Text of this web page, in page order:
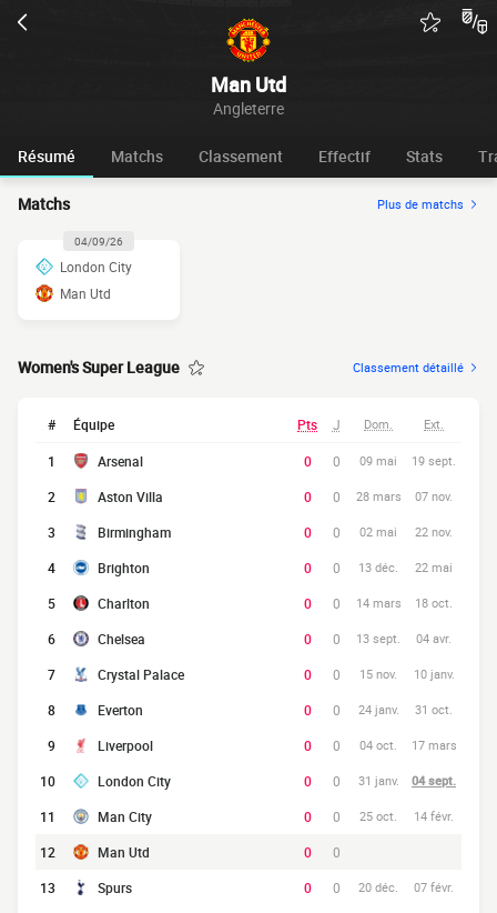
Man Utd
Angleterre
Résumé Matchs Classement Effectif Stats
Matchs Plus de matchs
04/09/26
London City
Man Utd
Women's Super League Classement détaillé
# Équipe Pts J Dom. Ext.
1 Arsenal 0 0 09 mai 19 sept.
2 Aston Villa 0 0 28 mars 07 nov.
3 Birmingham 0 0 02 mai 22 nov.
4 Brighton 0 0 13 déc. 22 mai
5 Charlton 0 0 14 mars 18 oct.
6 Chelsea 0 0 13 sept. 04 avr.
7 Crystal Palace 0 0 15 nov. 10 janv.
8 Everton 0 0 24 janv. 31 oct.
9 Liverpool 0 0 04 oct. 17 mars
10 London City 0 0 31 janv. 04 sept.
11 Man City 0 0 25 oct. 14 févr.
12 Man Utd 0
0
13
Spurs 0 0 20 déc. 07 févr.